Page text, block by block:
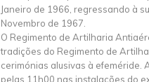
Janeiro de 1966, regressando à
Novembro de 1967.
O Regimento de Artilharia
tradições do Regimento de
cerimónias alusivas à efeméride.
pelas 11h00 nas instalações do